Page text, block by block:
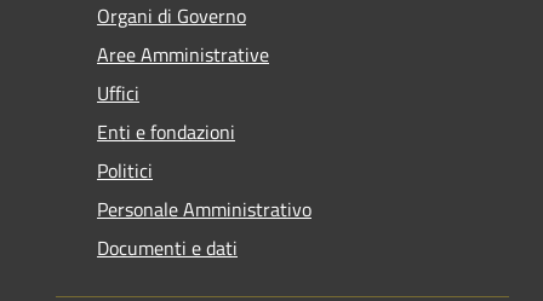
Organi di Governo
Aree Amministrative
Uffici
Enti e fondazioni
Politici
Personale Amministrativo
Documenti e dati